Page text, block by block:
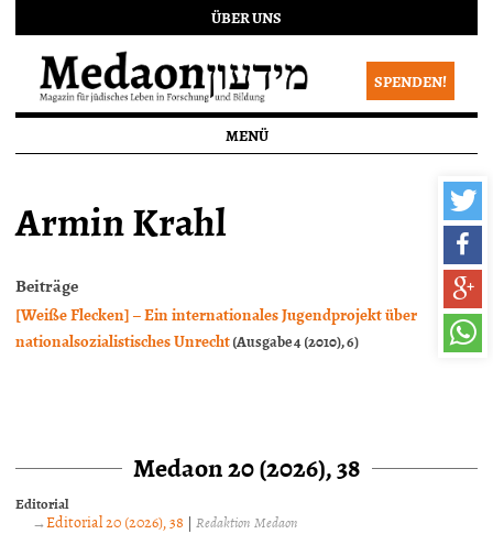
ÜBER UNS
SPENDEN!
MENÜ
Armin Krahl
Beiträge
[Weiße Flecken] – Ein internationales Jugendprojekt über
nationalsozialistisches Unrecht(Ausgabe 4 (2010), 6)
Medaon 20 (2026), 38
Editorial
Editorial 20 (2026), 38 |Redaktion Medaon